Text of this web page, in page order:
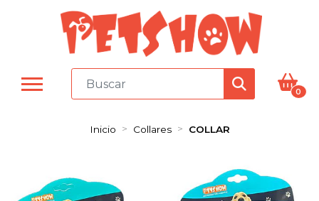
0
Inicio Collares COLLAR